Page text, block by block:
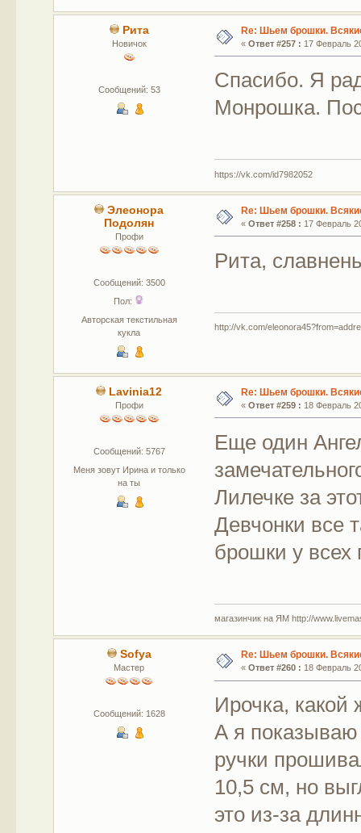
Рита
Новичок
Сообщений: 53
Re: Шьем брошки.
« Ответ #257 : 17 Февраль
Спасибо. Я
Монрошка.
https://vk.com/id7982052
Элеонора
Подолян
Профи
Сообщений: 3500
Пол:
Авторская текстильная
кукла
Re: Шьем брошки.
« Ответ #258 : 17 Февраль
Рита,
http://vk.com/
Lavinia12
Профи
Сообщений: 5767
Меня зовут Ирина и только
на ты
Re: Шьем брошки.
« Ответ #259 : 18 Февраль
Еще один
Лилечке за
Девчонки все
брошки у всех
магазинчик на ЯМ http://
Sofya
Мастер
Сообщений: 1628
Re: Шьем брошки.
« Ответ #260 : 18 Февраль
Ирочка,
А я показываю
ручки
10,5 см, но
это из-за